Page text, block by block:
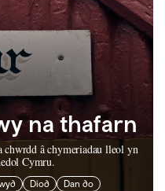
na thafarn
chwrdd â chymeriadau lleol yn
Cymru.
Diod Dan do